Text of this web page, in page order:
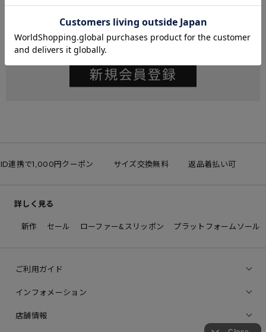
連携で1,000円クーポン サイズ交換無料 返品着払い可
詳しく見る
新作 セール ローファー&スリッポン プラットフォームソール
ご利用ガイド
インフォメーション
店舗情報